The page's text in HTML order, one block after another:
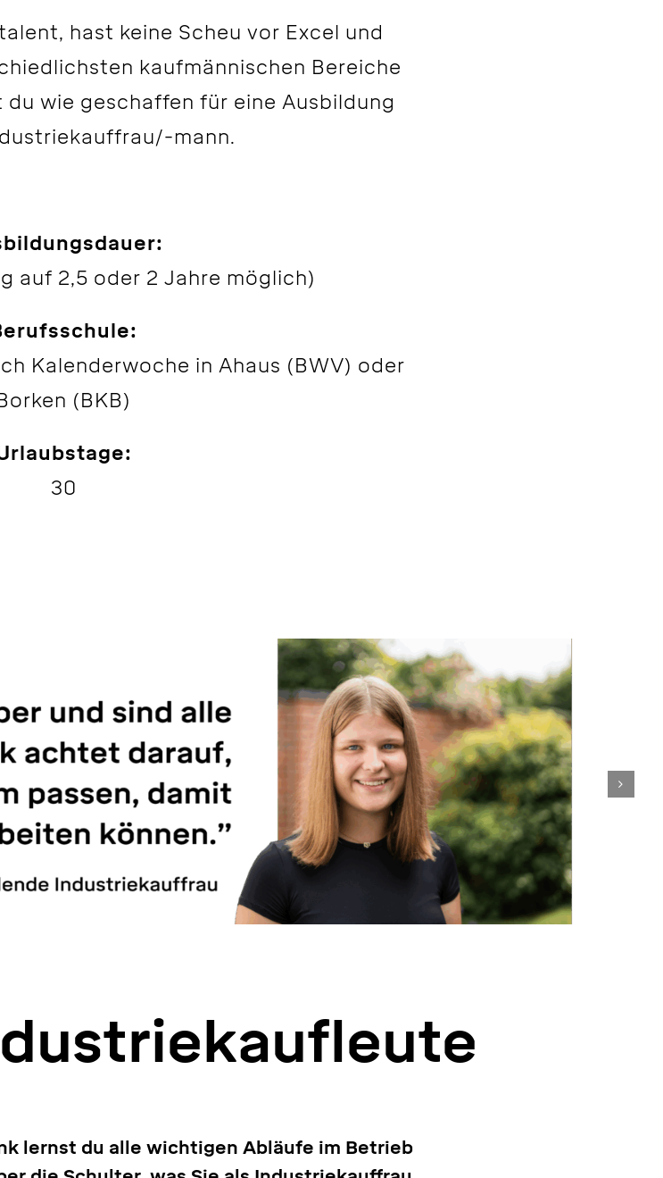
hast keine Scheu vor Excel und
kaufmännischen Bereiche
du wie geschaffen für eine Ausbildung
mann.
auf 2,5 oder 2 Jahre möglich)
Kalenderwoche in Ahaus (BWV) oder
(BKB)
30
lernst du alle wichtigen Abläufe im Betrieb